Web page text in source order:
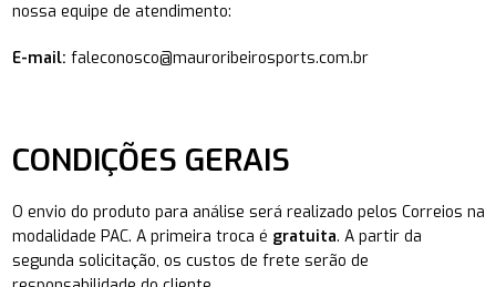
nossa equipe de atendimento:
E-mail: faleconosco@mauroribeirosports.com.br
CONDIÇÕES GERAIS
O envio do produto para análise será realizado pelos Correios na
modalidade PAC. A primeira troca é gratuita. A partir da
segunda solicitação, os custos de frete serão de